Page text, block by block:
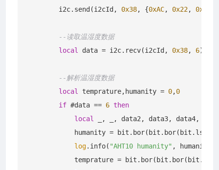
        i2c.send(i2cId,
0x38, {0xAC, 0x22, 0x00
--读取温湿度数据
local
data = i2c.recv(i2cId, 0x38, 6)
--解析温湿度数据
local
temprature,humanity = 0,0
if #data == 6 then
local
_, _, data2, data3, data4,
humanity =
log.info( "AHT10 humanity" , humanity/
temprature =